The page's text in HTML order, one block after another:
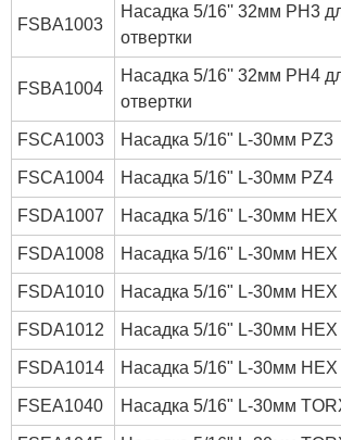
FSBA1003
Насадка 5/16'' 32мм PH3
отвертки
FSBA1004
Насадка 5/16'' 32мм PH4
отвертки
FSCA1003 Насадка 5/16" L-30мм PZ3
FSCA1004 Насадка 5/16" L-30мм PZ4
FSDA1007 Насадка 5/16" L-30мм
FSDA1008 Насадка 5/16" L-30мм
FSDA1010 Насадка 5/16" L-30мм
FSDA1012 Насадка 5/16" L-30мм
FSDA1014 Насадка 5/16" L-30мм
FSEA1040 Насадка 5/16" L-30мм